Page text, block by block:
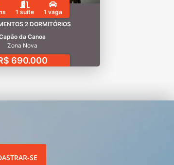
1 suíte
1 vaga
2 DORMITÓRIOS
da Canoa
Zona Nova
690.000
SE